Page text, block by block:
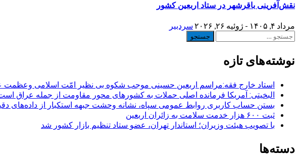
نقش‌آفرینی باقرشهر در ستاد اربعین کشور
مرداد ۴, ۱۴۰۵ - ژوئیه ۲۶, ۲۰۲۶
سردبیر
جستجو
نوشته‌های تازه
استاد خارج فقه:مراسم اربعین حسینی موجب شکوه بی نظیر امّت اسلامی وعظمت
البخیتی: آمریکا فرمانده اصلی حملات به کشورهای محور مقاومت از جمله عراق
بستن حساب کاربری روابط عمومی سپاه، نشانه‌ وحشت جبهه استکبار از داده‌های
ثبت ۶۰۰ هزار خدمت سلامت به زائران اربعین
با تصویب هیئت وزیران؛ استاندار تهران، عضو ستاد تنظیم بازار کشور شد
دسته‌ها